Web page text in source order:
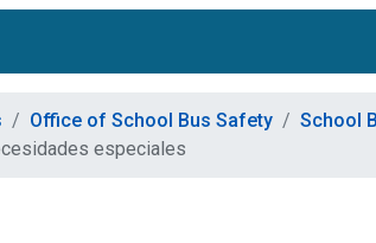
Office of School Bus Safety
School
especiales